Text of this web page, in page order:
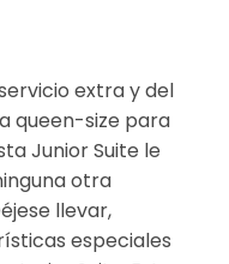
extra y del
queen-size para
Junior Suite le
otra
llevar,
especiales